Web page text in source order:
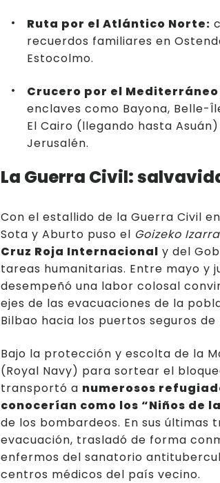
Ruta por el Atlántico Norte:
recuerdos familiares en
Estocolmo.
Crucero por el Mediterráneo
enclaves como Bayona, Belle-
El Cairo (llegando hasta
Jerusalén.
La Guerra Civil:
Con el estallido de la Guerra Civil
Sota y Aburto puso el Goizeko Izarra
Cruz Roja Internacional y del
tareas humanitarias. Entre mayo y
desempeñó una labor colosal
ejes de las evacuaciones de la
Bilbao hacia los puertos seguros de
Bajo la protección y escolta de la
(Royal Navy) para sortear el
transportó a numerosos
conocerían como los “Niños de
de los bombardeos. En sus últimas
evacuación, trasladó de forma
enfermos del sanatorio
centros médicos del país vecino.